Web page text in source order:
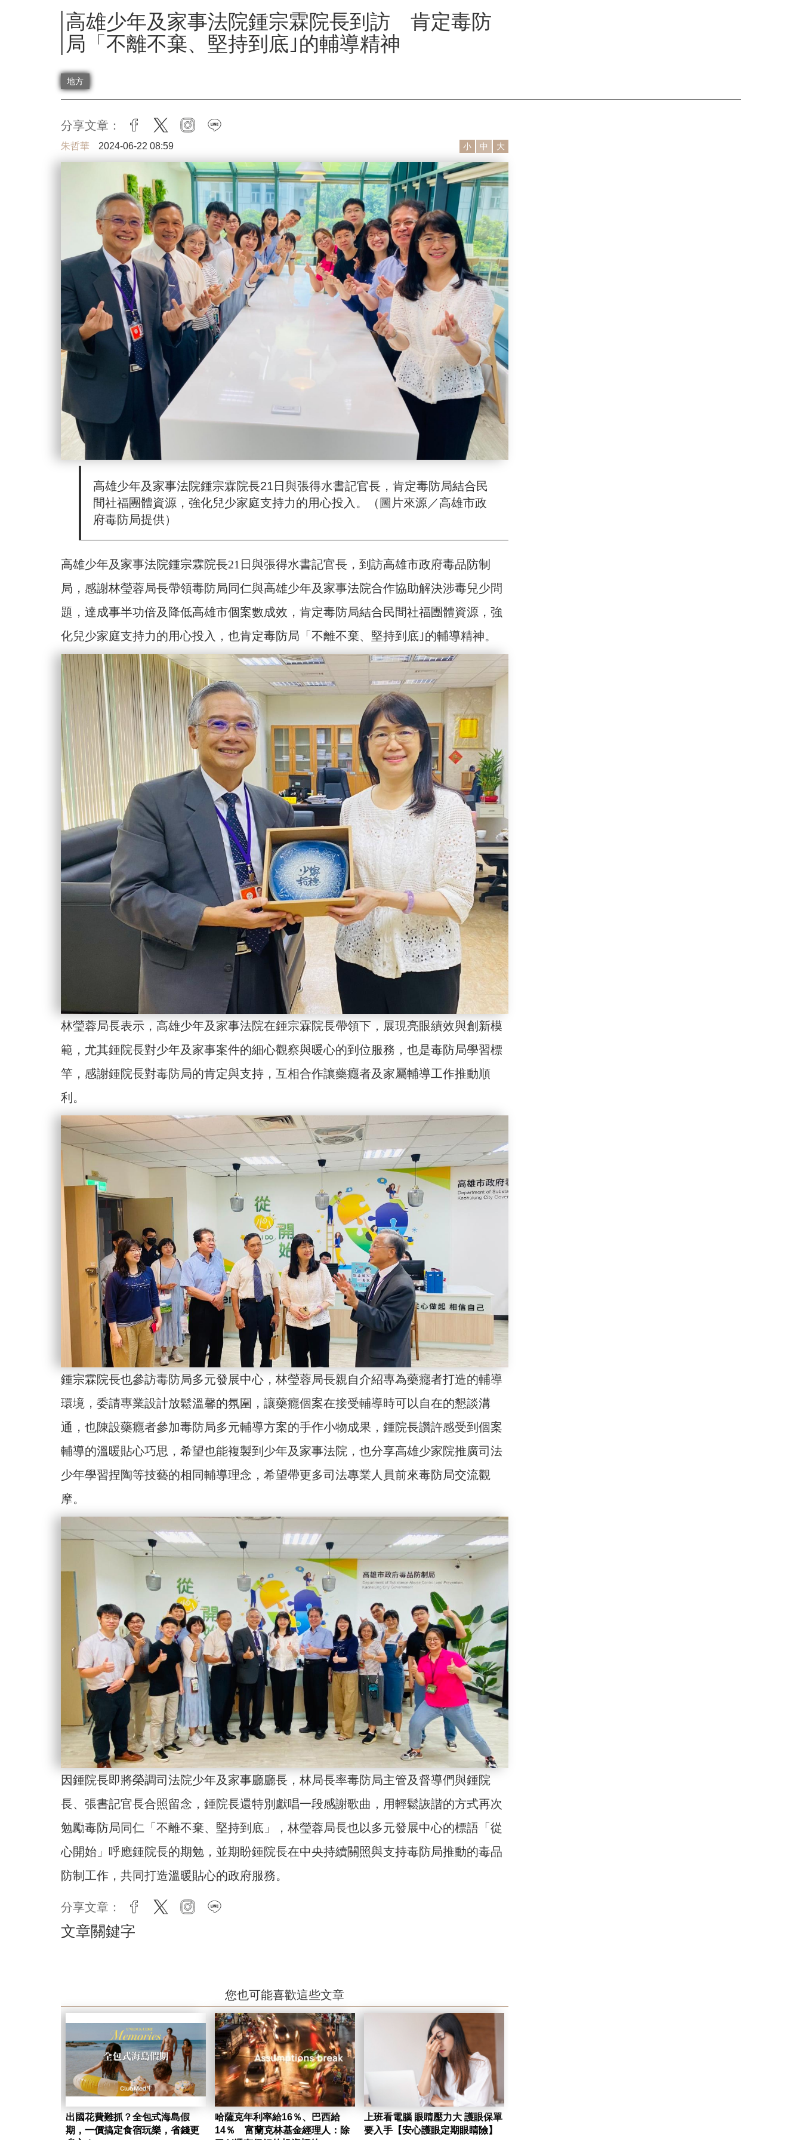
高雄少年及家事法院鍾宗霖院長到訪 肯定毒防
局「不離不棄、堅持到底｣的輔導精神
地方
分享文章： facebook
twitter instagram
朱哲華 2024-06-22 08:59 小 中 大
高雄少年及家事法院鍾宗霖院長21日與張得水書記官長，肯定毒防局結合民
間社福團體資源，強化兒少家庭支持力的用心投入。（圖片來源／高雄市政
府毒防局提供）
高雄少年及家事法院鍾宗霖院長21日與張得水書記官長，到訪高雄市政府毒品防制
局，感謝林瑩蓉局長帶領毒防局同仁與高雄少年及家事法院合作協助解決涉毒兒少問
題，達成事半功倍及降低高雄市個案數成效，肯定毒防局結合民間社福團體資源，強
化兒少家庭支持力的用心投入，也肯定毒防局「不離不棄、堅持到底｣的輔導精神。
林瑩蓉局長表示，高雄少年及家事法院在鍾宗霖院長帶領下，展現亮眼績效與創新模
範，尤其鍾院長對少年及家事案件的細心觀察與暖心的到位服務，也是毒防局學習標
竿，感謝鍾院長對毒防局的肯定與支持，互相合作讓藥癮者及家屬輔導工作推動順
利。
鍾宗霖院長也參訪毒防局多元發展中心，林瑩蓉局長親自介紹專為藥癮者打造的輔導
環境，委請專業設計放鬆溫馨的氛圍，讓藥癮個案在接受輔導時可以自在的懇談溝
通，也陳設藥癮者參加毒防局多元輔導方案的手作小物成果，鍾院長讚許感受到個案
輔導的溫暖貼心巧思，希望也能複製到少年及家事法院，也分享高雄少家院推廣司法
少年學習捏陶等技藝的相同輔導理念，希望帶更多司法專業人員前來毒防局交流觀
摩。
因鍾院長即將榮調司法院少年及家事廳廳長，林局長率毒防局主管及督導們與鍾院
長、張書記官長合照留念，鍾院長還特別獻唱一段感謝歌曲，用輕鬆詼諧的方式再次
勉勵毒防局同仁「不離不棄、堅持到底」，林瑩蓉局長也以多元發展中心的標語「從
心開始」呼應鍾院長的期勉，並期盼鍾院長在中央持續關照與支持毒防局推動的毒品
防制工作，共同打造溫暖貼心的政府服務。
分享文章： facebook
twitter instagram
文章關鍵字
您也可能喜歡這些文章
出國花費難抓？全包式海島假
期，一價搞定食宿玩樂，省錢更
哈薩克年利率給16％、巴西給
14％ 富蘭克林基金經理人：除
上班看電腦 眼睛壓力大 護眼保單
要入手【安心護眼定期眼睛險】